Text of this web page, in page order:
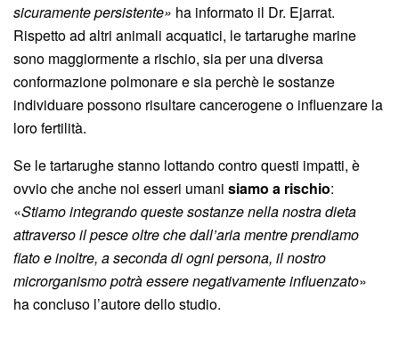
sicuramente persistente» ha informato il Dr. Ejarrat.
Rispetto ad altri animali acquatici, le tartarughe marine
sono maggiormente a rischio, sia per una diversa
conformazione polmonare e sia perchè le sostanze
individuare possono risultare cancerogene o influenzare la
loro fertilità.
Se le tartarughe stanno lottando contro questi impatti, è
ovvio che anche noi esseri umani siamo a rischio:
«Stiamo integrando queste sostanze nella nostra dieta
attraverso il pesce oltre che dall’aria mentre prendiamo
fiato e inoltre, a seconda di ogni persona, il nostro
microrganismo potrà essere negativamente influenzato»
ha concluso l’autore dello studio.